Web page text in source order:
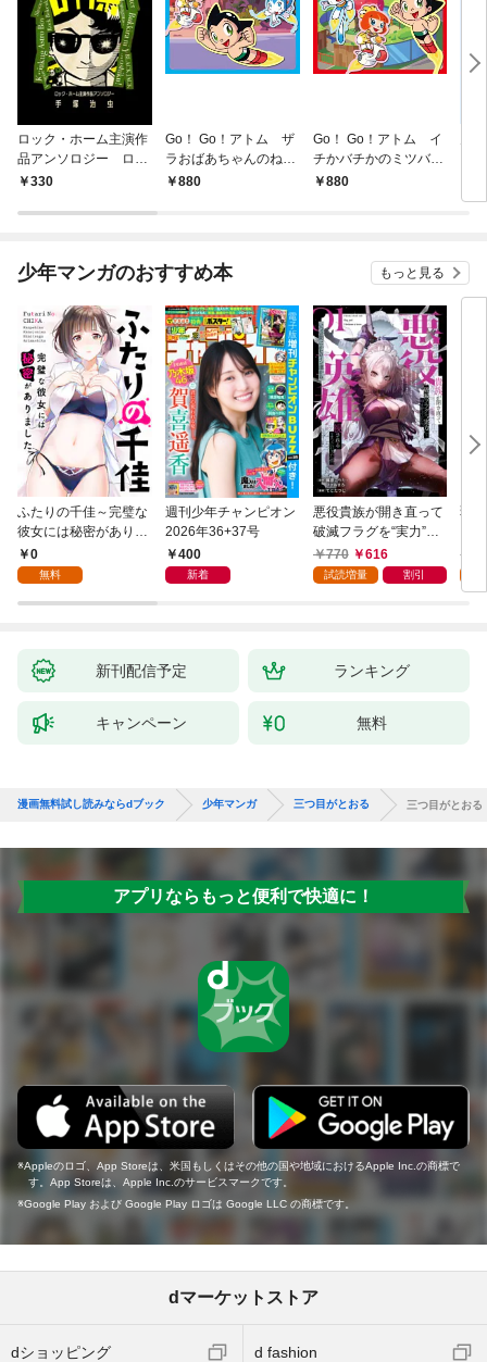
ロック・ホーム主演作
品アンソロジー ロッ
ク祭（フェスティバ
330
Go！ Go！アトム ザ
ラおばあちゃんのねが
い880
Go！ Go！アトム イ
チかバチかのミツバチ
ミッション
880
少年マンガのおすすめ本 もっと見る
ふたりの千佳～完璧な
彼女には秘密がありま
した(1)
0
無料
週刊少年チャンピオン
2026年36+37号
400
新着
悪役貴族が開き直って
破滅フラグを“実力”で
叩き折っていたら、い
つの間にかヒロイン達
770 616
試読増量 割引
弱
新刊配信予定 ランキング
キャンペーン 無料
漫画無料試し読みならdブック 少年マンガ 三つ目がとおる 三つ目がとお
アプリならもっと便利で快適に！
Appleのロゴ、App Storeは、米国もしくはその他の国や地域におけるApple Inc.の商標で
す。App Storeは、Apple Inc.のサービスマークです。
Google Play および Google Play ロゴは Google LLC の商標です。
dマーケットストア
dショッピング d fashion